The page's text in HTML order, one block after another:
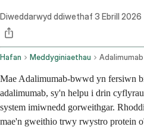
Diweddarwyd ddiwethaf 3 Ebrill 2026
Hafan Meddyginiaethau
Mae Adalimumab-bwwd yn fersiwn
adalimumab, sy'n helpu i drin
system imiwnedd gorweithgar.
mae'n gweithio trwy rwystro protein